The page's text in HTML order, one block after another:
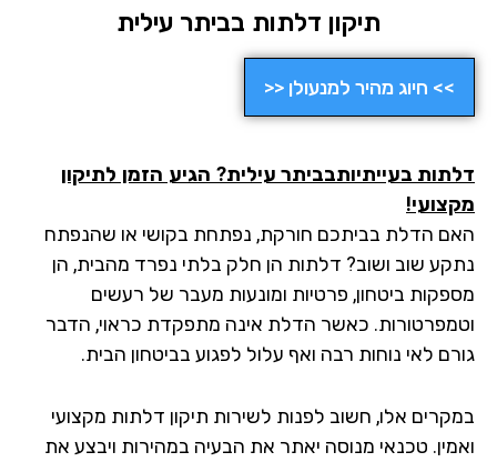
תיקון דלתות בביתר עילית
>> חיוג מהיר למנעולן <<
בעייתיותבביתר עילית? הגיע הזמן לתיקון
הדלת בביתכם חורקת, נפתחת בקושי או שהנפתח
שוב ושוב? דלתות הן חלק בלתי נפרד מהבית, הן
ביטחון, פרטיות ומונעות מעבר של רעשים
כאשר הדלת אינה מתפקדת כראוי, הדבר
לאי נוחות רבה ואף עלול לפגוע בביטחון הבית.
אלו, חשוב לפנות לשירות תיקון דלתות מקצועי
טכנאי מנוסה יאתר את הבעיה במהירות ויבצע את